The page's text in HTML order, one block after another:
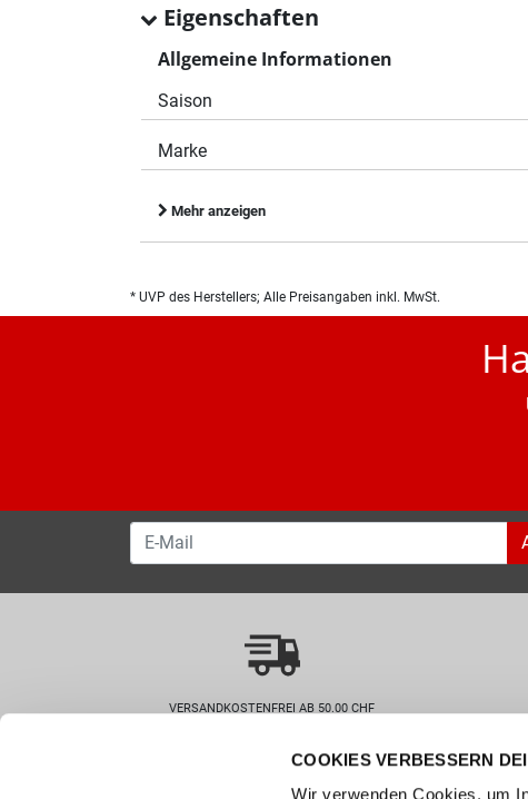
COOKIES VERBESSERN
Wir verwenden Cookies, um
Eigenschaften
Allgemeine Informationen
Saison
Marke
Mehr anzeigen
* UVP des Herstellers; Alle Preisangaben inkl. MwSt.
VERSANDKOSTENFREI AB 50.00 CHF
Wie können wir helfen?